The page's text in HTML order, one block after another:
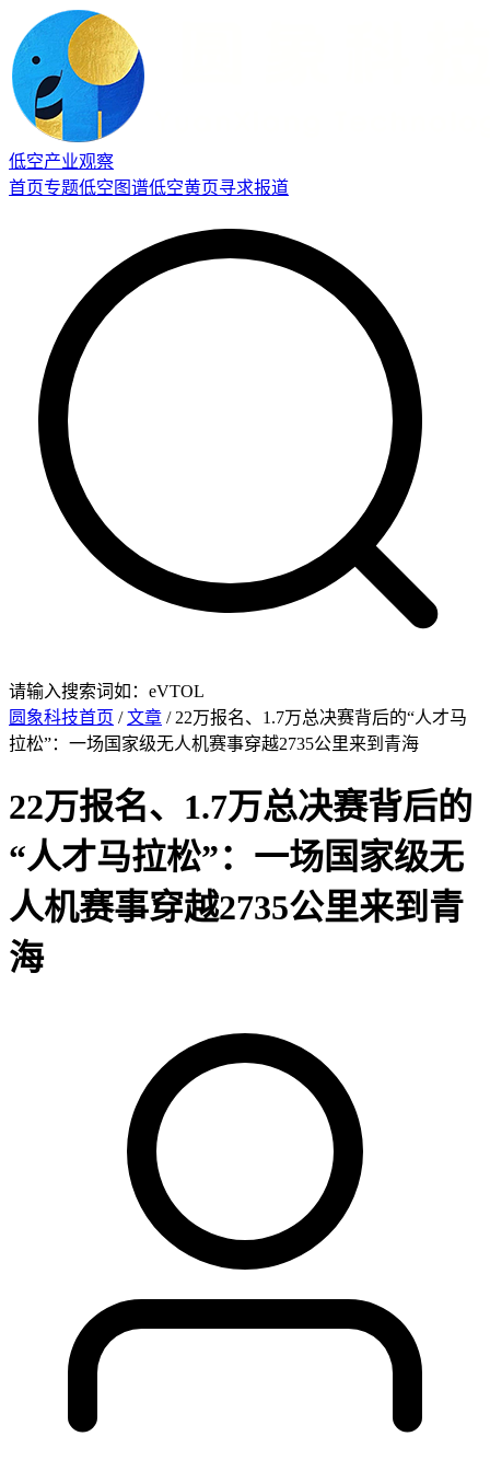
低空产业观察
首页专题低空图谱低空黄页寻求报道
请输入搜索词如：eVTOL
圆象科技首页 /文章 / 22万报名、1.7万总决赛背后的“人才马
拉松”：一场国家级无人机赛事穿越2735公里来到青海
22万报名、1.7万总决赛背后的
“人才马拉松”：一场国家级无
人机赛事穿越2735公里来到青
海